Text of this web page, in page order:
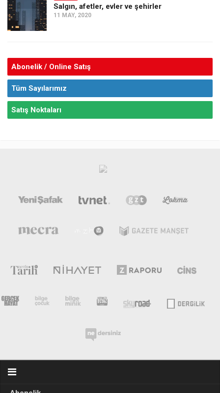
Salgın, afetler, evler ve şehirler
11 MAY, 2020
Abonelik / Online Satış
Tüm Sayılarımız
Satış Noktaları